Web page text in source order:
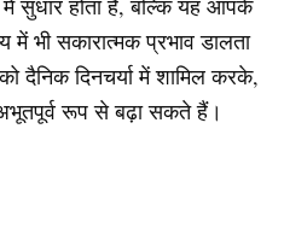
में सुधार होता है, बल्कि यह आपके
में भी सकारात्मक प्रभाव डालता
दैनिक दिनचर्या में शामिल करके,
रूप से बढ़ा सकते हैं।